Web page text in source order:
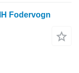
Fodervogn